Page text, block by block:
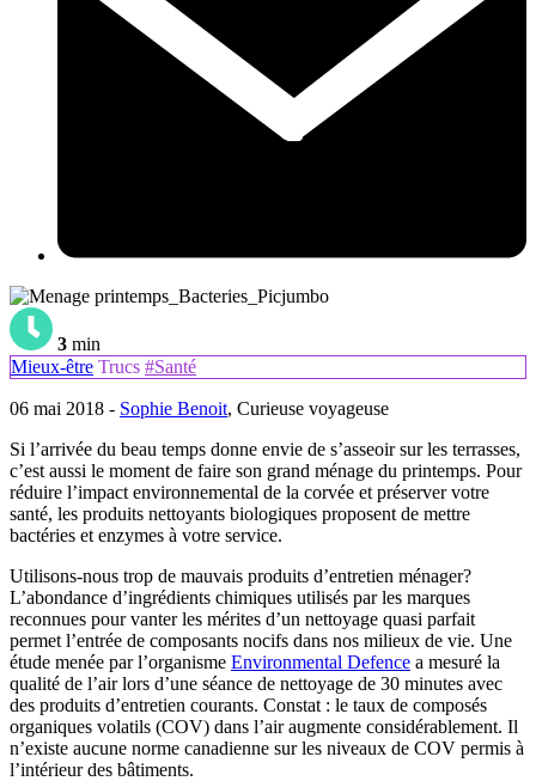
3 min
Mieux-être Trucs #Santé
06 mai 2018 - Sophie Benoit, Curieuse voyageuse
Si l’arrivée du beau temps donne envie de s’asseoir sur les terrasses,
c’est aussi le moment de faire son grand ménage du printemps. Pour
réduire l’impact environnemental de la corvée et préserver votre
santé, les produits nettoyants biologiques proposent de mettre
bactéries et enzymes à votre service.
Utilisons-nous trop de mauvais produits d’entretien ménager?
L’abondance d’ingrédients chimiques utilisés par les marques
reconnues pour vanter les mérites d’un nettoyage quasi parfait
permet l’entrée de composants nocifs dans nos milieux de vie. Une
étude menée par l’organisme Environmental Defence a mesuré la
qualité de l’air lors d’une séance de nettoyage de 30 minutes avec
des produits d’entretien courants. Constat : le taux de composés
organiques volatils (COV) dans l’air augmente considérablement. Il
n’existe aucune norme canadienne sur les niveaux de COV permis à
l’intérieur des bâtiments.